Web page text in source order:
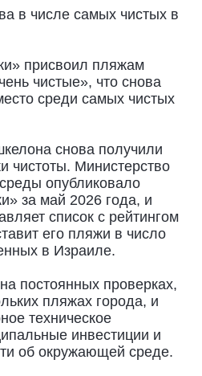
в числе самых чистых в
присвоил пляжам
чистые», что снова
среди самых чистых
снова получили
чистоты. Министерство
опубликовало
за май 2026 года, и
список с рейтингом
его пляжи в число
в Израиле.
постоянных проверках,
пляжах города, и
техническое
инвестиции и
об окружающей среде.